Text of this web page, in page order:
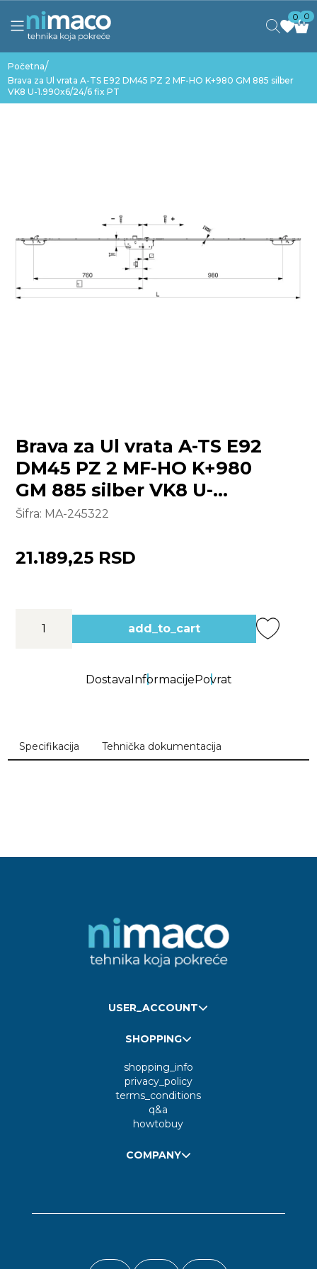
0 0
Početna/
Brava za Ul vrata A-TS E92 DM45 PZ 2 MF-HO K+980 GM 885 silber
VK8 U-1.990x6/24/6 fix PT
Brava za Ul vrata A-TS E92
DM45 PZ 2 MF-HO K+980
GM 885 silber VK8 U-
1.990x6/24/6 fix PT
Šifra: MA-245322
21.189,25 RSD
add_to_cart
DostavaInformacijePovrat
Specifikacija Tehnička dokumentacija
USER_ACCOUNT
SHOPPING
shopping_info
privacy_policy
terms_conditions
q&a
howtobuy
COMPANY